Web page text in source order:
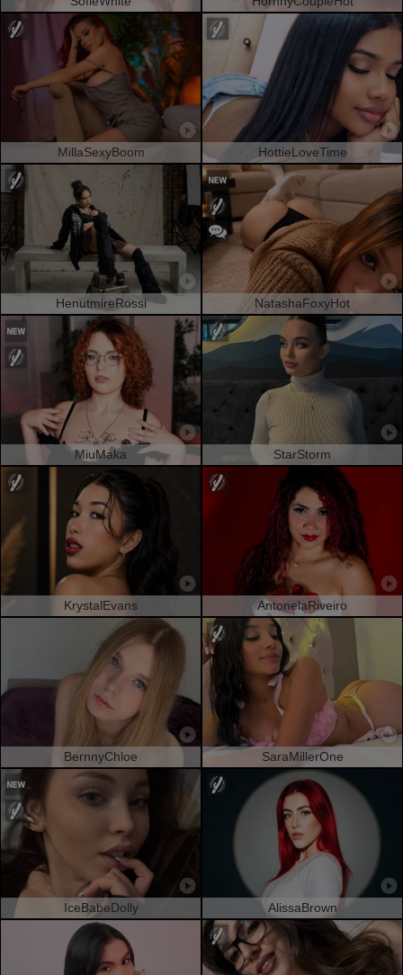
MillaSexyBoom HottieLoveTime
HenutmireRossi NatashaFoxyHot
MiuMaka StarStorm
KrystalEvans AntonelaRiveiro
BernnyChloe SaraMillerOne
IceBabeDolly AlissaBrown